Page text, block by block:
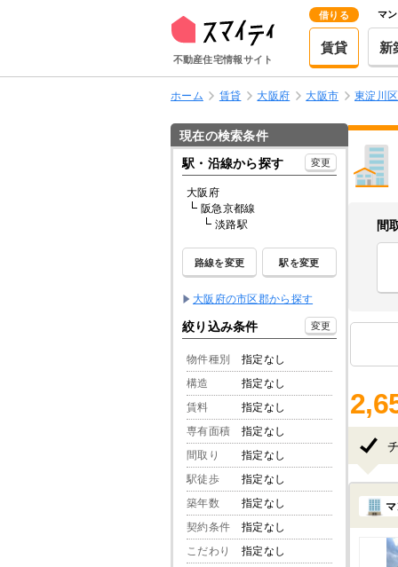
不動産住宅情報サイト
借りる
賃貸
マ
新
ホーム 賃貸 大阪府 大阪市 東淀川区
現在の検索条件
駅・沿線から探す
変更
大阪府
阪急京都線
淡路駅
路線を変更 駅を変更
大阪府の市区郡から探す
絞り込み条件 変更
物件種別
指定なし
構造
指定なし
賃料
指定なし
専有面積
指定なし
間取り
指定なし
駅徒歩
指定なし
築年数
指定なし
契約条件
指定なし
こだわり
指定なし
間